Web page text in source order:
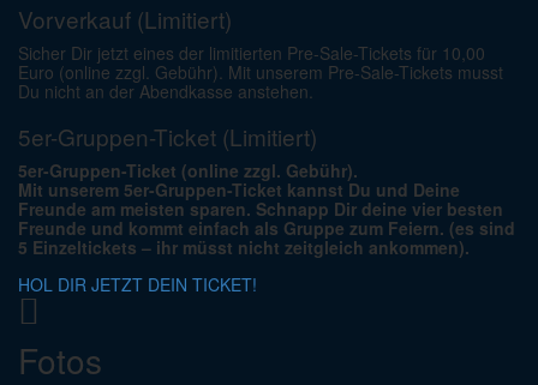
Vorverkauf (Limitiert)
Sicher Dir jetzt eines der limitierten Pre-Sale-Tickets für 10,00
Euro (online zzgl. Gebühr). Mit unserem Pre-Sale-Tickets musst
Du nicht an der Abendkasse anstehen.
5er-Gruppen-Ticket (Limitiert)
5er-Gruppen-Ticket (online zzgl. Gebühr).
Mit unserem 5er-Gruppen-Ticket kannst Du und Deine
Freunde am meisten sparen. Schnapp Dir deine vier besten
Freunde und kommt einfach als Gruppe zum Feiern. (es sind
5 Einzeltickets – ihr müsst nicht zeitgleich ankommen).
HOL DIR JETZT DEIN TICKET!
Fotos